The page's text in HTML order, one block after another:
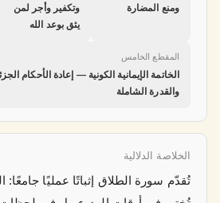
ومنع المضارة
وتكفير وأجر لمن
يثق بوعد الله
المقطع الخامس
الخاتمة الإيمانية الكونية — إعادة الأحكام
والقدرة الشاملة
الخلاصة الدلالية
تُقدّم سورة الطلاق إثباتًا عمليًا جامعًا: